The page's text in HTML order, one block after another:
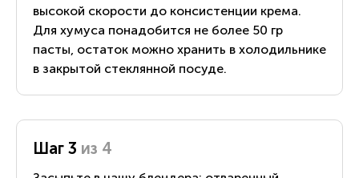
высокой скорости до консистенции крема.
Для хумуса понадобится не более 50 гр
пасты, остаток можно хранить в холодильнике
в закрытой стеклянной посуде.
Шаг 3 из 4